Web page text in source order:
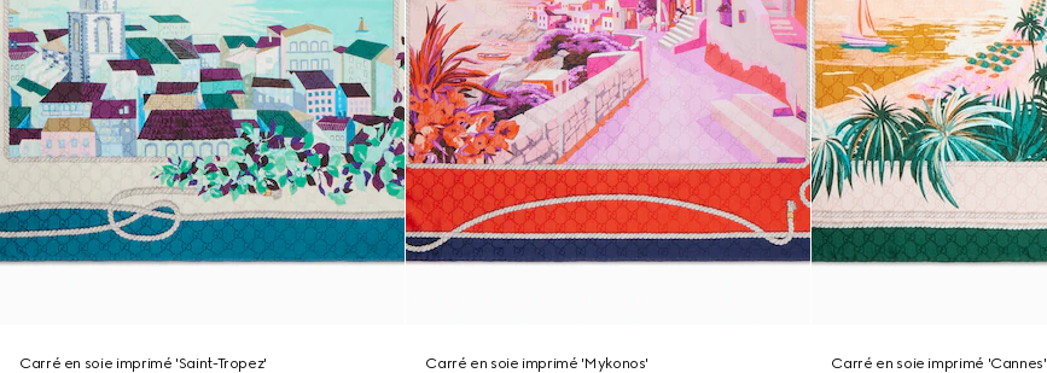
Carré en soie imprimé 'Saint-Tropez'
Carré en soie imprimé 'Mykonos'
Carré en soie imprimé 'Cannes'